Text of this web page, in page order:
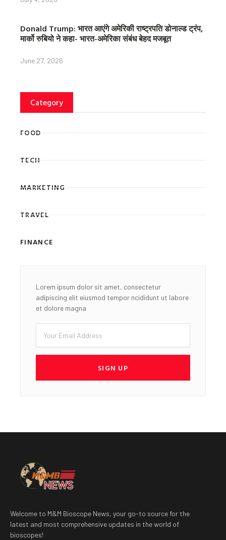
Donald Trump: भारत आएंगे अमेरिकी राष्ट्रपति डोनाल्ड ट्रंप,
मार्को रुबियो ने कहा- भारत-अमेरिका संबंध बेहद मजबूत
June 27, 2026
Category
FOOD
TECH
MARKETING
TRAVEL
FINANCE
Lorem ipsum dolor sit amet, consectetur
adipiscing elit eiusmod tempor ncididunt ut labore
et dolore magna
Email
SIGN UP
Welcome to M&M Bioscope News, your go-to source for the
latest and most comprehensive updates in the world of
bioscopes!